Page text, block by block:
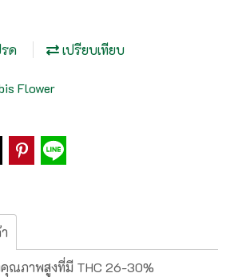
ด เปรียบเทียบ
Flower
ณภาพสูงที่มี THC 26-30%